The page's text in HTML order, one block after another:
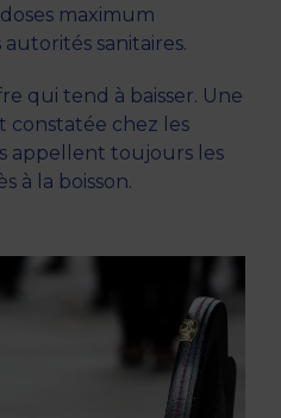
maximum
sanitaires.
qui tend à baisser. Une
chez les
appellent toujours les
à la boisson.